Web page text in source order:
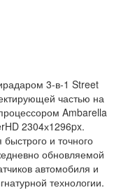
3-в-1 Street
частью на
Ambarella
2304х1296px.
и точного
обновляемой
автомобиля и
технологии.